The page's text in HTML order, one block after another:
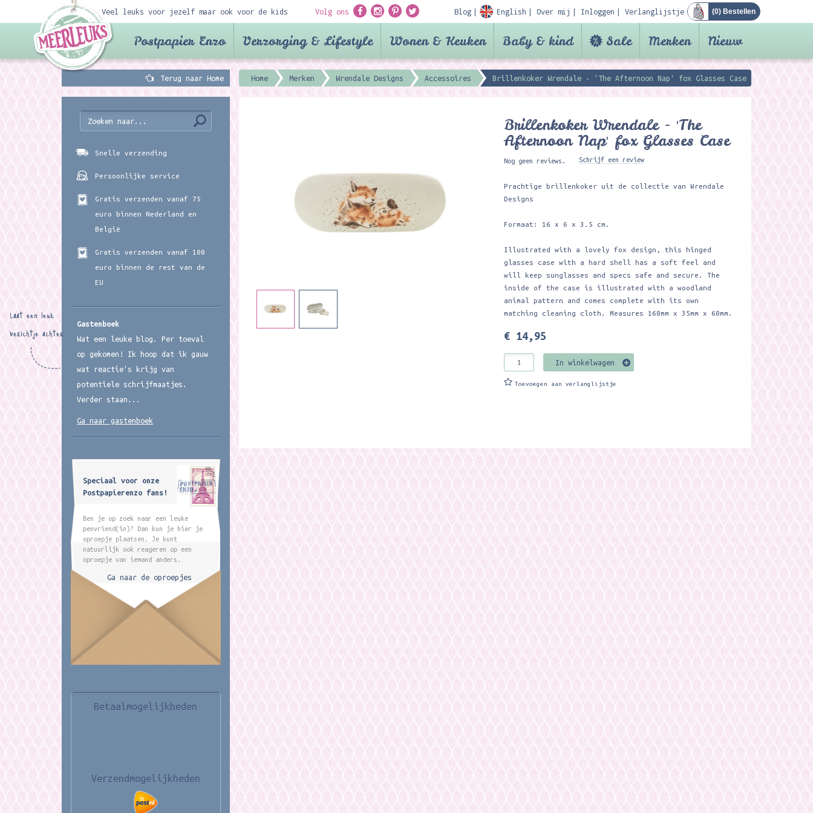
Veel leuks voor jezelf maar ook voor de kids Volg ons Blog English Over mij Inloggen Verlanglijstje (0) Bestellen
Postpapier Enzo Verzorging & Lifestyle Wonen & Keuken Baby & kind Sale Merken Nieuw
Terug naar Home Home Merken Wrendale Designs Accessoires Brillenkoker Wrendale - 'The Afternoon Nap' fox Glasses Case
Brillenkoker Wrendale - 'The
Afternoon Nap' fox Glasses Case
Nog geen reviews. Schrijf een review
Prachtige brillenkoker uit de collectie van Wrendale
Designs
Formaat: 16 x 6 x 3.5 cm.
Illustrated with a lovely fox design, this hinged
glasses case with a hard shell has a soft feel and
will keep sunglasses and specs safe and secure. The
inside of the case is illustrated with a woodland
animal pattern and comes complete with its own
matching cleaning cloth. Measures 160mm x 35mm x 60mm.
€ 14,95
In winkelwagen
Toevoegen aan verlanglijstje
Snelle verzending
Persoonlijke service
Gratis verzenden vanaf 75
euro binnen Nederland en
België
Gratis verzenden vanaf 100
euro binnen de rest van de
EU
Gastenboek
Wat een leuke blog. Per toeval
op gekomen! Ik hoop dat ik gauw
wat reactie's krijg van
potentiele schrijfmaatjes.
Verder staan...
Laat een leuk
berichtje achter
Ga naar gastenboek
Speciaal voor onze
Postpapierenzo fans!
Ben je op zoek naar een leuke
penvriend(in)? Dan kun je hier je
oproepje plaatsen. Je kunt
natuurlijk ook reageren op een
oproepje van iemand anders.
Ga naar de oproepjes
Betaalmogelijkheden
Verzendmogelijkheden